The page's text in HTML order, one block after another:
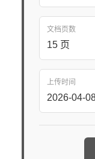
文档页数
15 页
上传时间
2026-04-